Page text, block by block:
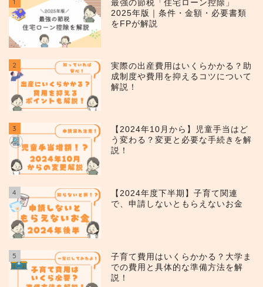
最強の節税「住宅ローン控除」
2025年版｜条件・金額・必要書類
をFPが解説
2
実際の出産費用はいくらかかる？助
成制度や費用を抑えるコツについて
解説！
3
【2024年10月から】児童手当はど
う変わる？変更と必要な手続きを解
説！
4
【2024年度下半期】子育て関連
で、申請しないともらえないお金
5
子育て費用はいくらかかる？大学ま
での費用と具体的な準備方法を解
説！